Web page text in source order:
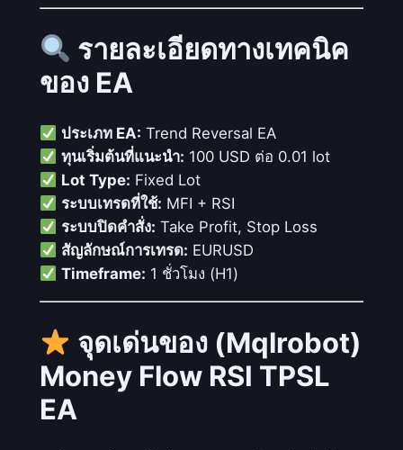
F
แ
ล
R
S
I
ชิ้
น
รายละเอียดทางเทคนิค
ของ EA
ประเภท EA: Trend Reversal EA
ทุนเริ่มต้นที่แนะนำ: 100 USD ต่อ 0.01 lot
Lot Type: Fixed Lot
ระบบเทรดที่ใช้: MFI + RSI
ระบบปิดคำสั่ง: Take Profit, Stop Loss
สัญลักษณ์การเทรด: EURUSD
Timeframe: 1 ชั่วโมง (H1)
จุดเด่นของ (Mqlrobot)
Money Flow RSI TPSL
EA